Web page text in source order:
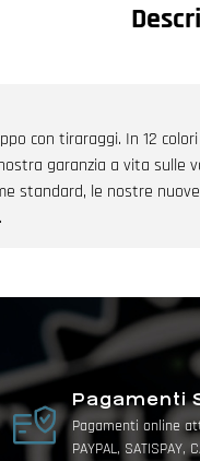
con tiraraggi. In 12
garanzia a vita
standard, le nostre
Pagamenti
Pagamenti online
PAYPAL, SATISPAY,